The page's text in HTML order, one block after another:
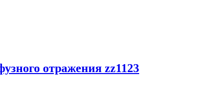
отражения zz1123